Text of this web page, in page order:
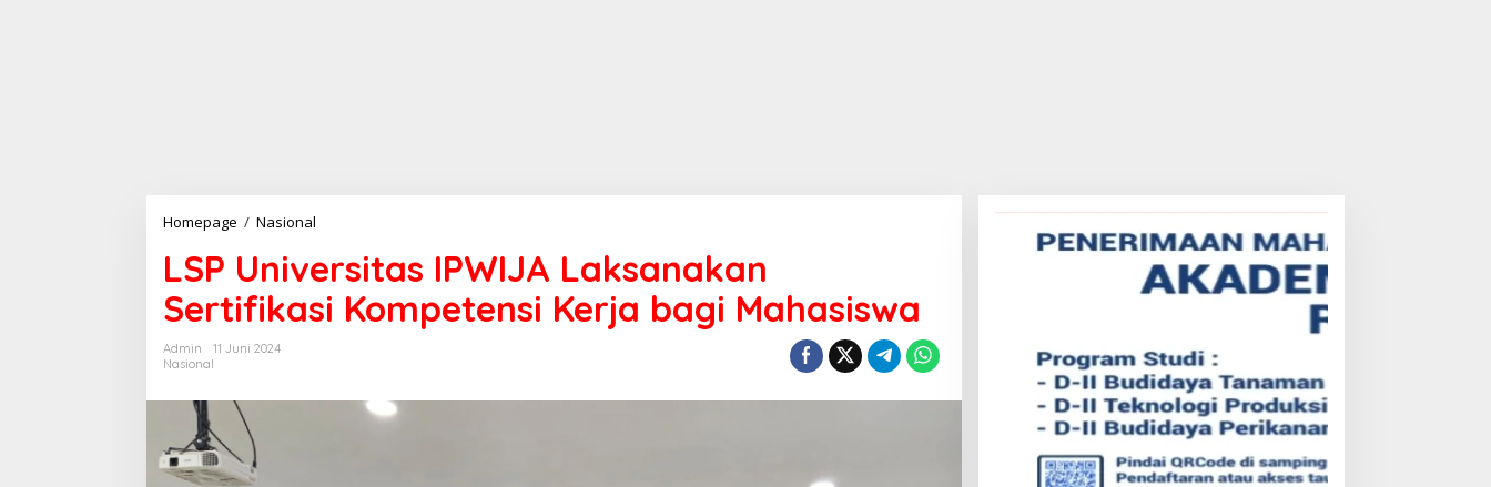
Homepage / Nasional
IPWIJA
Laksanakan
Sertifikasi
Kompetensi
LSP Universitas IPWIJA Laksanakan
Sertifikasi Kompetensi Kerja bagi Mahasiswa
Admin
11 Juni 2024
Nasional